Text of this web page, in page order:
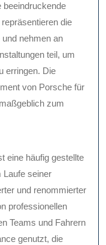
beeindruckende
die
nehmen an
teil, um
erringen. Die
von Porsche für
zum
eine häufig gestellte
Laufe seiner
und renommierter
professionellen
Teams und Fahrern
genutzt, die